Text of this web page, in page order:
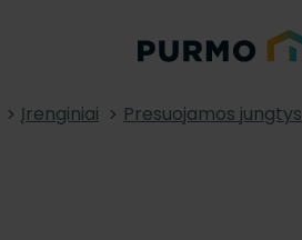
Įrenginiai Presuojamos jungtys